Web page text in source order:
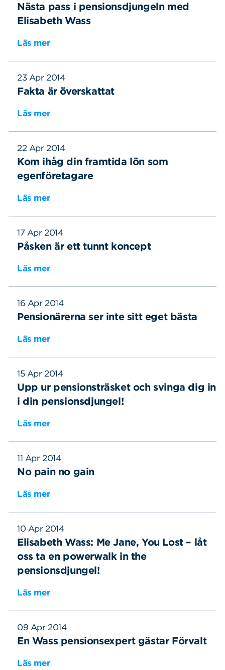
Nästa pass i pensionsdjungeln med
Elisabeth Wass
Läs mer
23 Apr 2014
Fakta är överskattat
Läs mer
22 Apr 2014
Kom ihåg din framtida lön som
egenföretagare
Läs mer
17 Apr 2014
Påsken är ett tunnt koncept
Läs mer
16 Apr 2014
Pensionärerna ser inte sitt eget bästa
Läs mer
15 Apr 2014
Upp ur pensionsträsket och svinga dig in
i din pensionsdjungel!
Läs mer
11 Apr 2014
No pain no gain
Läs mer
10 Apr 2014
Elisabeth Wass: Me Jane, You Lost – låt
oss ta en powerwalk in the
pensionsdjungel!
Läs mer
09 Apr 2014
En Wass pensionsexpert gästar Förvalt
Läs mer
efter: